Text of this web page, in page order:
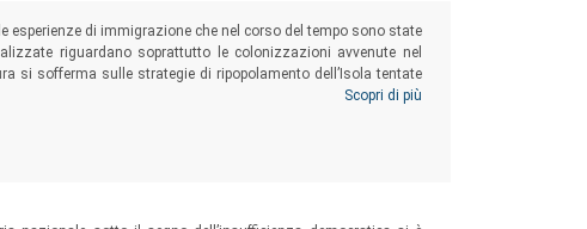
esperienze di immigrazione che nel corso del tempo sono state
riguardano soprattutto le colonizzazioni avvenute nel
si sofferma sulle strategie di ripopolamento dell’Isola tentate
dibattito che, su questo tema, tornò ad essere vivace verso la
Scopri di più